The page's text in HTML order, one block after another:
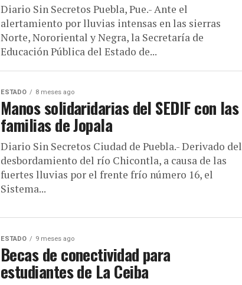
Diario Sin Secretos Puebla, Pue.- Ante el
alertamiento por lluvias intensas en las sierras
Norte, Nororiental y Negra, la Secretaría de
Educación Pública del Estado de...
ESTADO 8 meses ago
Manos solidaridarias del SEDIF con las
familias de Jopala
Diario Sin Secretos Ciudad de Puebla.- Derivado del
desbordamiento del río Chicontla, a causa de las
fuertes lluvias por el frente frío número 16, el
Sistema...
ESTADO 9 meses ago
Becas de conectividad para
estudiantes de La Ceiba